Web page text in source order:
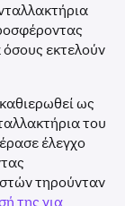
εκτελούν
ως
του
έλεγχο
τηρούνταν
της για